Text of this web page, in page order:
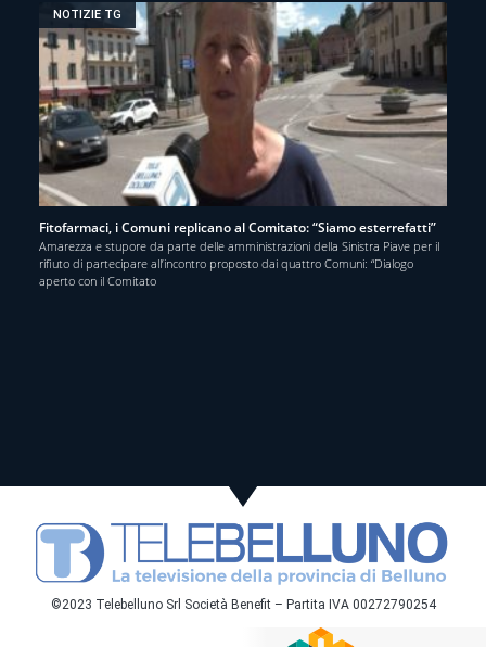
NOTIZIE TG
Fitofarmaci, i Comuni replicano al Comitato: “Siamo esterrefatti”
Amarezza e stupore da parte delle amministrazioni della Sinistra Piave per il
rifiuto di partecipare all’incontro proposto dai quattro Comuni: “Dialogo
aperto con il Comitato
©2023 Telebelluno Srl Società Benefit – Partita IVA 00272790254